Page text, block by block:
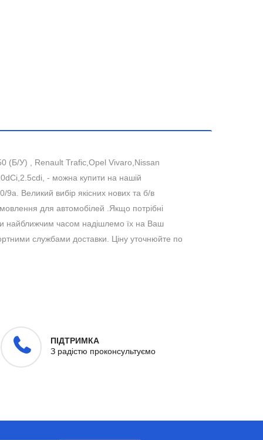
(Б/У) , Renault Trafic,Opel Vivaro,Nissan
- можна купити на нашій
9а. Великий вибір якісних нових та б/в
для автомобілей .Якщо потрібні
найближчим часом надішлемо їх на Ваш
службами доставки. Ціну уточнюйте по
ПІДТРИМКА
З радістю проконсультуємо